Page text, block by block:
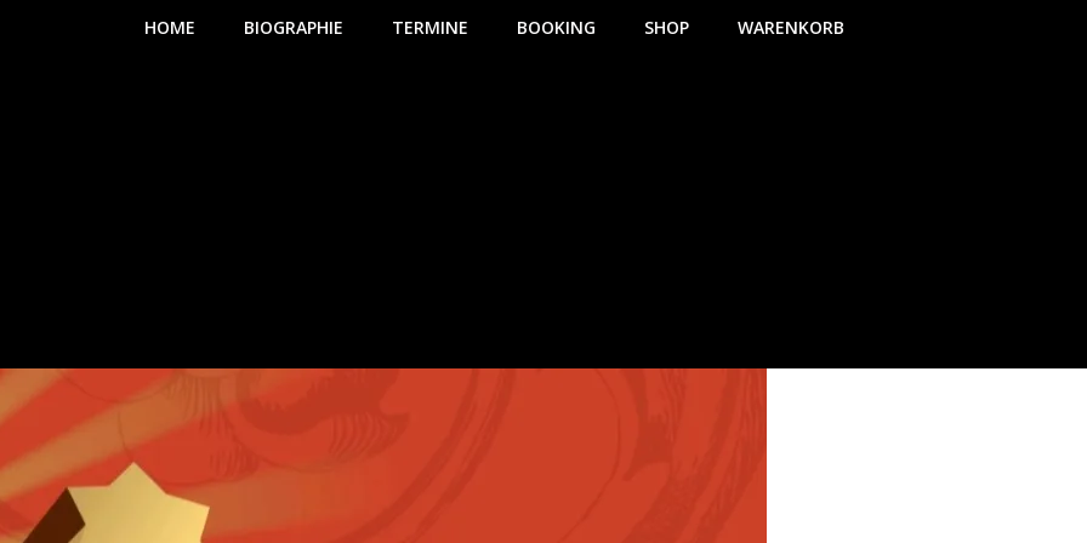
HOME BIOGRAPHIE TERMINE BOOKING SHOP WARENKORB